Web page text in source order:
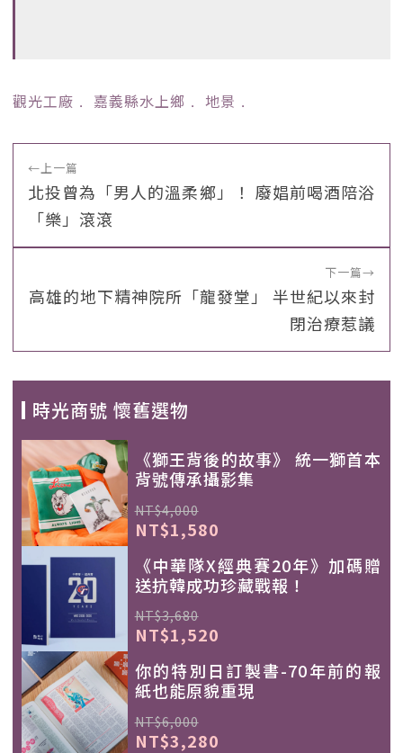
觀光工廠 ﹒ 嘉義縣水上鄉 ﹒ 地景 ﹒
←上一篇
北投曾為「男人的溫柔鄉」！ 廢娼前喝酒陪浴
「樂」滾滾
下一篇→
高雄的地下精神院所「龍發堂」 半世紀以來封
閉治療惹議
時光商號 懷舊選物
《獅王背後的故事》 統一獅首本
背號傳承攝影集
NT$4,000
NT$1,580
《中華隊X經典賽20年》加碼贈
送抗韓成功珍藏戰報！
NT$3,680
NT$1,520
你的特別日訂製書-70年前的報
紙也能原貌重現
NT$6,000
NT$3,280